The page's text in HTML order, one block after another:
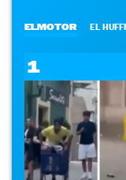
ELMOTOR EL
1